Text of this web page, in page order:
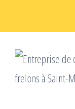
QUI SOMMES
NEWSROOM
contenu